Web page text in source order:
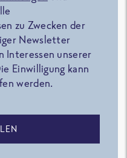
zu Zwecken der
Newsletter
Interessen unserer
Einwilligung kann
werden.